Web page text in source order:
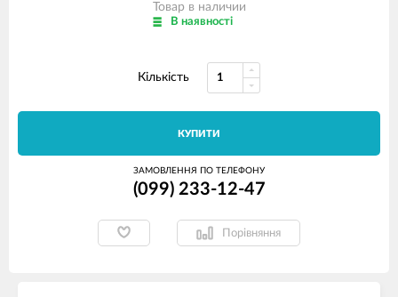
Товар в наличии
В наявності
Кількість
КУПИТИ
ЗАМОВЛЕННЯ ПО ТЕЛЕФОНУ
(099) 233-12-47
Порівняння